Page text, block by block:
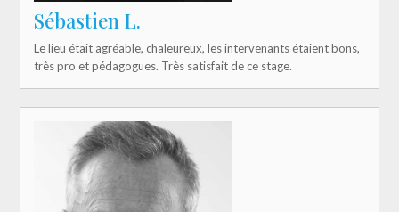
Sébastien L.
Le lieu était agréable, chaleureux, les intervenants étaient bons,
très pro et pédagogues. Très satisfait de ce stage.